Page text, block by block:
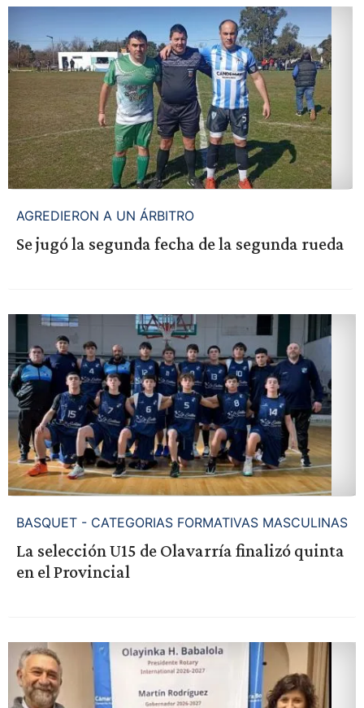
AGREDIERON A UN ÁRBITRO
Se jugó la segunda fecha de la segunda rueda
BASQUET - CATEGORIAS FORMATIVAS MASCULINAS
La selección U15 de Olavarría finalizó quinta
en el Provincial